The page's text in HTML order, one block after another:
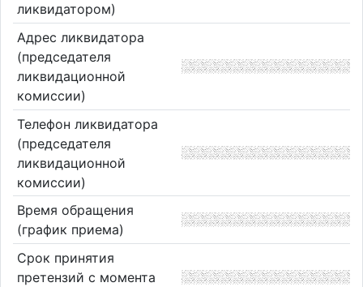
ликвидатором)
Адрес ликвидатора
(председателя
ликвидационной
комиссии)
Телефон ликвидатора
(председателя
ликвидационной
комиссии)
Время обращения
(график приема)
Срок принятия
претензий с момента